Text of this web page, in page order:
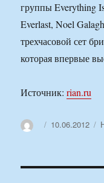
группы Everything
Everlast, Noel
трехчасовой сет
которая впервые
Источник:rian.ru
АвторОпубликовано
10.06.2012